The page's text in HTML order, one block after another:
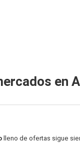
en
lleno de ofertas sigue